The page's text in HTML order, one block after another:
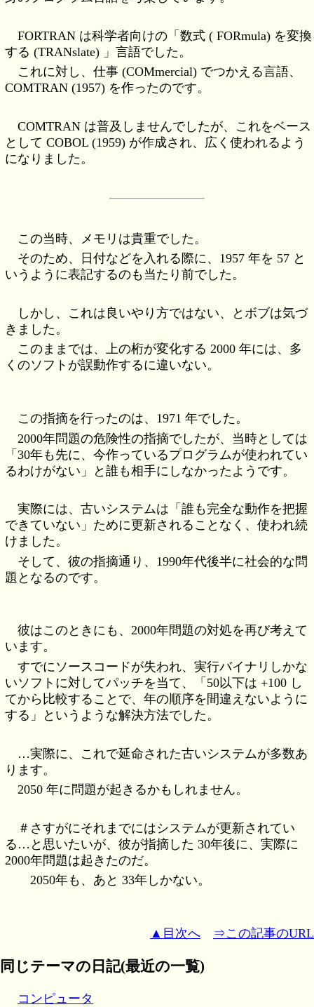
FORTRAN は科学者向けの「数式 ( FORmula) を変換
する (TRANslate) 」言語でした。
これに対し、仕事 (COMmercial) でつかえる言語、
COMTRAN (1957) を作ったのです。
COMTRAN は普及しませんでしたが、これをベース
として COBOL (1959) が作成され、広く使われるよう
になりました。
この当時、メモリは貴重でした。
そのため、日付などを入れる際に、1957 年を 57 と
いうように表記するのも当たり前でした。
しかし、これは良いやり方ではない、とボブは気づ
きました。
このままでは、上の桁が変化する 2000 年には、多
くのソフトが誤動作するに違いない。
この指摘を行ったのは、1971 年でした。
2000年問題の危険性の指摘でしたが、当時としては
「30年も先に、今作っているプログラムが使われてい
るわけがない」と誰も相手にしなかったようです。
実際には、古いシステムは「誰も完全な動作を把握
できていない」ために更新されることなく、使われ続
けました。
そして、彼の指摘通り、1990年代後半に社会的な問
題となるのです。
彼はこのときにも、2000年問題の対処を再び考えて
います。
すでにソースコードが失われ、実行バイナリしかな
いソフトに対してパッチを当て、「50以下は +100 し
てから比較することで、年の順序を間違えないように
する」というような解決方法でした。
…実際に、これで延命された古いシステムが多数あ
ります。
2050 年に問題が起きるかもしれません。
＃さすがにそれまでにはシステムが更新されてい
る…と思いたいが、彼が指摘した 30年後に、実際に
2000年問題は起きたのだ。
2050年も、あと 33年しかない。
▲目次へ ⇒この記事のURL
同じテーマの日記(最近の一覧)
コンピュータ